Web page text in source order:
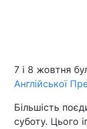
7 і 8 жовтня
Англійської
Більшість
суботу. Цього